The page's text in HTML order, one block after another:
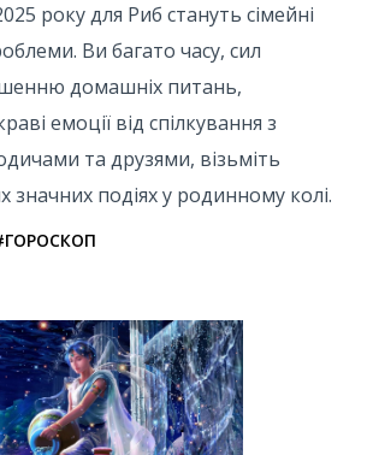
року для Риб стануть сімейні
Ви багато часу, сил
домашніх питань,
емоції від спілкування з
та друзями, візьміть
значних подіях у родинному колі.